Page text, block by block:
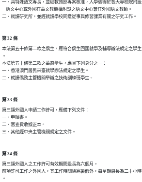
一、具特殊語文專長，並經教育部專案核准，入學後得於各大專校院附設
    語文中心或外國在華文教機構附設之語文中心兼任外國語文教師。
二、就讀研究所，並經就讀學校同意從事與修習課業有關之研究工作。
第 32 條
本法第五十條第二款之僑生，應符合僑生回國就學及輔導辦法規定之學生
。
本法第五十條第二款之華裔學生，應具下列身分之一：
一、香港澳門居民來臺就學辦法規定之學生。
二、就讀僑務主管機關舉辦之技術訓練班學生。
第 33 條
第三類外國人申請工作許可，應備下列文件：
一、申請書。
二、審查費收據正本。
三、其他經中央主管機關規定之文件。
第 34 條
第三類外國人之工作許可有效期間最長為六個月。
前項許可工作之外國人，其工作時間除寒暑假外，每星期最長為二十小時
。